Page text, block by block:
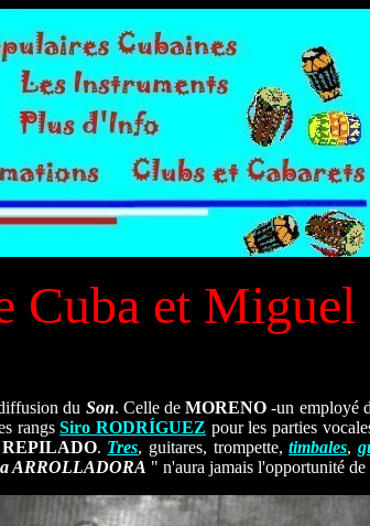
Cuba et
du Son. Celle deMORENO -un employé
rangsSiro RODRÍGUEZ pour les parties
REPILADO. Tres, guitares, trompette,timbales,
ARROLLADORA " n'aura jamais l'opportunité